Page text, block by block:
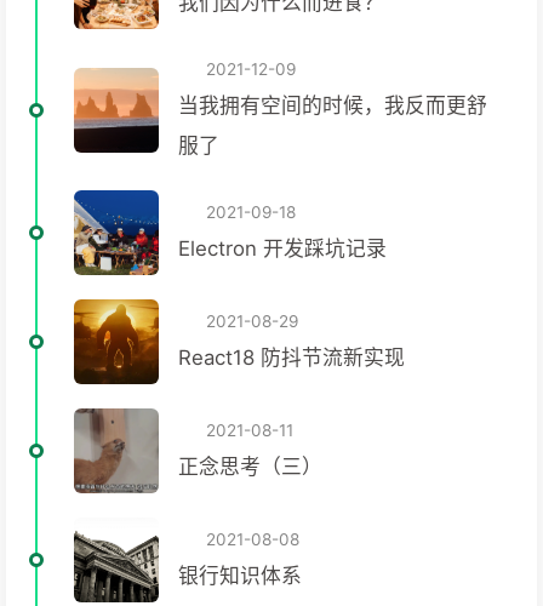
2021-12-09
当我拥有空间的时候，我反而更舒
服了
2021-09-18
Electron 开发踩坑记录
2021-08-29
React18 防抖节流新实现
2021-08-11
正念思考（三）
2021-08-08
银行知识体系